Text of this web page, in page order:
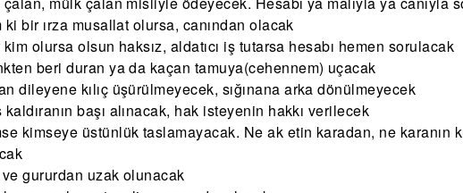
ki bir ırza musallat olursa, canından olacak
olursa olsun haksız, aldatıcı iş tutarsa hesabı hemen sorulacak
beri duran ya da kaçan tamuya(cehennem) uçacak
dileyene kılıç üşürülmeyecek, sığınana arka dönülmeyecek
başı alınacak, hak isteyenin hakkı verilecek
kimseye üstünlük taslamayacak. Ne ak etin karadan, ne karanın
gururdan uzak olunacak